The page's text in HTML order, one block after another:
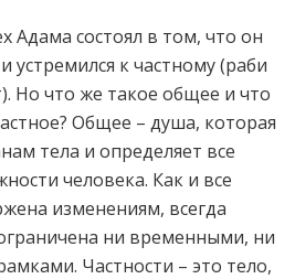
Адама состоял в том, что он
устремился к частному (раби
Но что же такое общее и что
Общее – душа, которая
тела и определяет все
человека. Как и все
изменениям, всегда
ни временными, ни
Частности – это тело,